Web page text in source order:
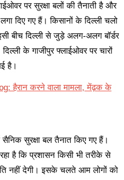
पर सुरक्षा बलों की तैनाती है और
दिए गए हैं। किसानों के दिल्ली चलो
बीच दिल्ली से जुड़े अलग-अलग बॉर्डर
के गाजीपुर फ्लाईओवर पर चारों
है।
हैरान करने वाला मामला, मेंढ़क के
सुरक्षा बल तैनात किए गए हैं।
है कि प्रशासन किसी भी तरीके से
नहीं देगी। इसके चलते आम लोगों को